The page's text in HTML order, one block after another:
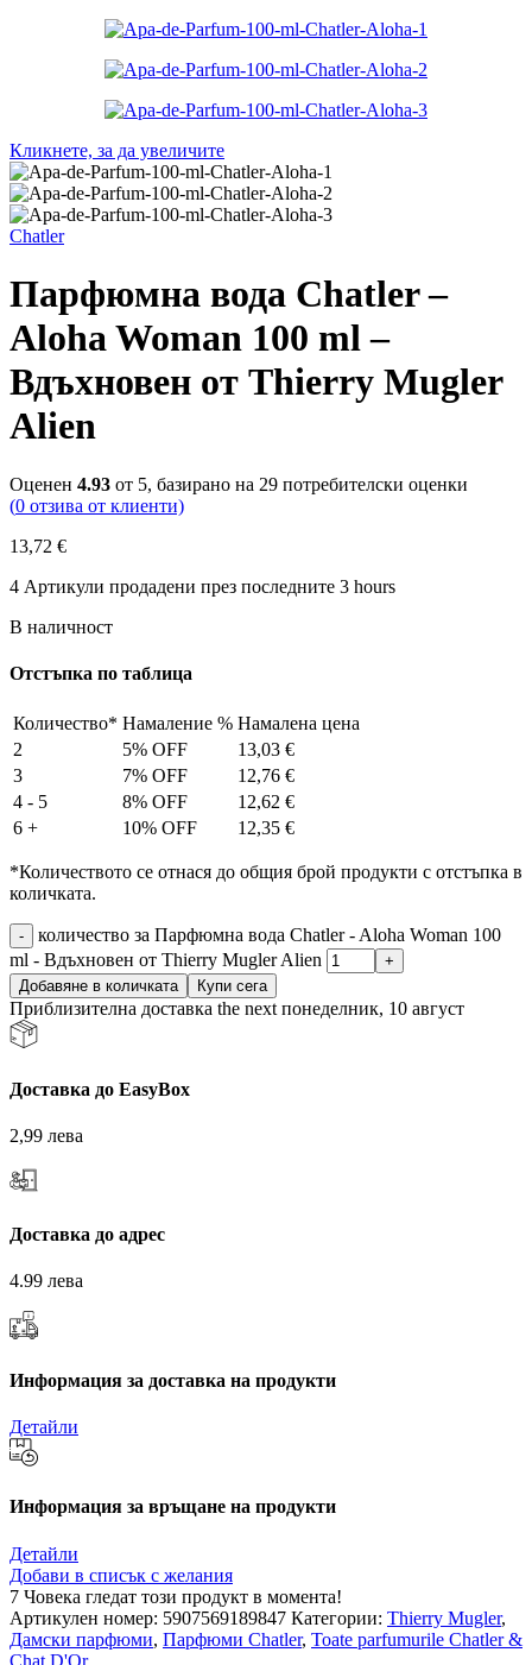
Кликнете, за да увеличите
Chatler
Парфюмна вода Chatler –
Aloha Woman 100 ml –
Вдъхновен от Thierry Mugler
Alien
Оценен 4.93 от 5, базирано на 29 потребителски оценки
(0 отзива от клиенти)
13,72 €
4 Артикули продадени през последните 3 hours
В наличност
Отстъпка по таблица
Количество* Намаление % Намалена цена
2
5% OFF 13,03 €
3
7% OFF 12,76 €
4 - 5
8% OFF 12,62 €
6 +
10% OFF 12,35 €
*Количеството се отнася до общия брой продукти с отстъпка в
количката.
количество за Парфюмна вода Chatler - Aloha Woman 100
ml - Вдъхновен от Thierry Mugler Alien
Добавяне в количката Купи сега
Приблизителна доставка the next понеделник, 10 август
Доставка до EasyBox
2,99 лева
Доставка до адрес
4.99 лева
Информация за доставка на продукти
Детайли
Информация за връщане на продукти
Детайли
Добави в списък с желания
7 Човека гледат този продукт в момента!
Артикулен номер: 5907569189847 Категории: Thierry Mugler,
Дамски парфюми, Парфюми Chatler, Toate parfumurile Chatler &
Chat D'Or